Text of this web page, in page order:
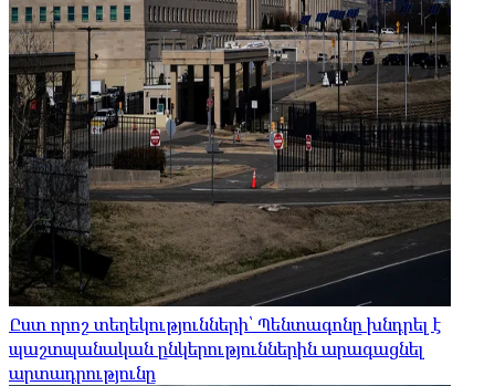
Ըստ որոշ տեղեկությունների՝ Պենտագոնը խնդրել է
պաշտպանական ընկերություններին արագացնել
արտադրությունը